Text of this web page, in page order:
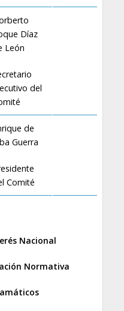
Díaz
León
del
de
Guerra
Comité
Nacional
Normativa